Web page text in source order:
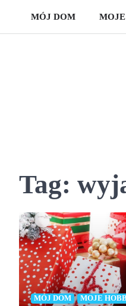
content
MÓJ DOM
Tag:
MÓJ DOM MOJE